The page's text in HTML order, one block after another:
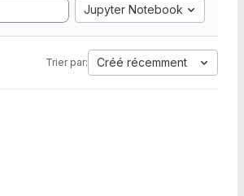
Jupyter Notebook
Trier par: Créé récemment